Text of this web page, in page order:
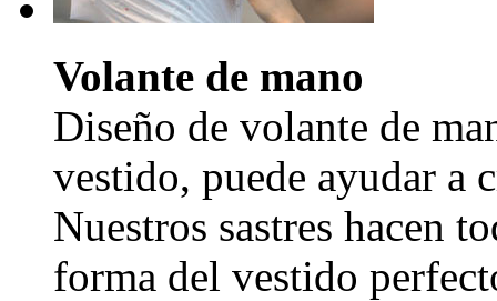
Volante de mano
Diseño de volante de
vestido, puede ayudar a
Nuestros sastres hacen
forma del vestido